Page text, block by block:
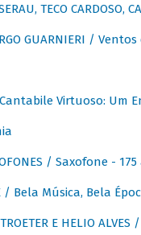
TECO
GUARNIERI /
Cantabile Virtuoso:
/ Saxofone -
/ Bela Música, Bela
E HELIO